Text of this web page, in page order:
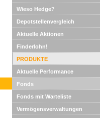
Wieso Hedge?
Depotstellenvergleich
Aktuelle Aktionen
Finderlohn!
PRODUKTE
Aktuelle Performance
Fonds
Fonds mit Warteliste
Vermögensverwaltungen